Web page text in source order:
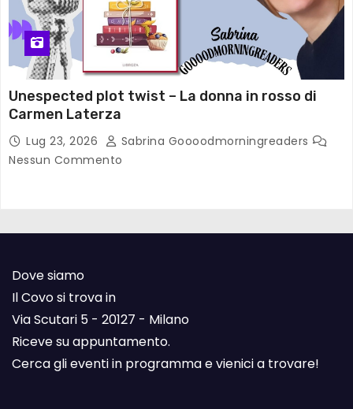
Unespected plot twist – La donna in rosso di
Carmen Laterza
Lug 23, 2026
Sabrina Goooodmorningreaders
Nessun Commento
Dove siamo
Il Covo si trova in
Via Scutari 5 - 20127 - Milano
Riceve su appuntamento.
Cerca gli eventi in programma e vienici a trovare!